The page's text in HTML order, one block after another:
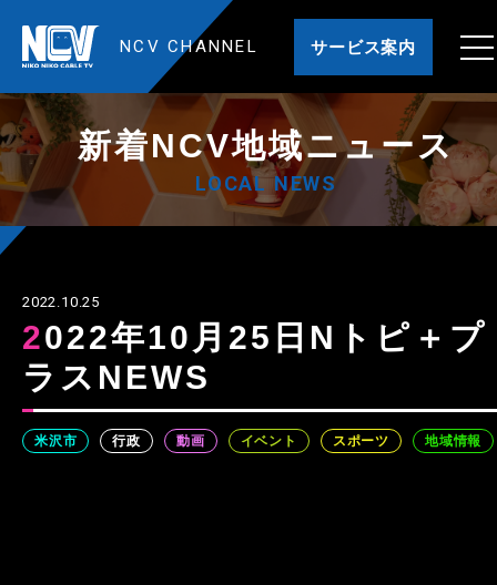
NCV CHANNEL サービス案内
新着NCV地域ニュース
LOCAL NEWS
2022.10.25
2022年10月25日Nトピ＋プ
ラスNEWS
米沢市 行政 動画 イベント スポーツ 地域情報